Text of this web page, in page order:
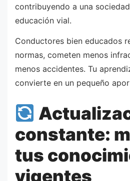
contribuyendo a una
educación vial.
Conductores bien educados
normas, cometen menos
menos accidentes. Tu
convierte en un pequeño
constante:
tus
vigentes